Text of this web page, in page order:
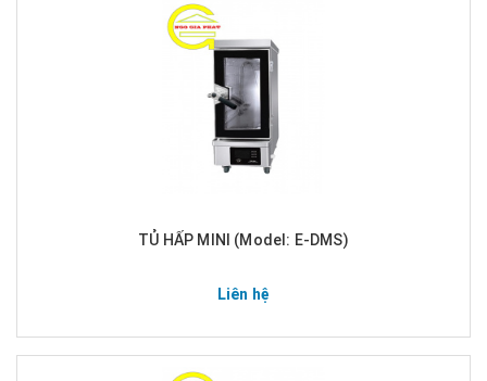
TỦ HẤP MINI (Model: E-DMS)
Liên hệ